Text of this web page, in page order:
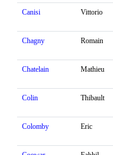
Canisi Vittorio
Chagny Romain
Chatelain Mathieu
Colin Thibault
Colomby Eric